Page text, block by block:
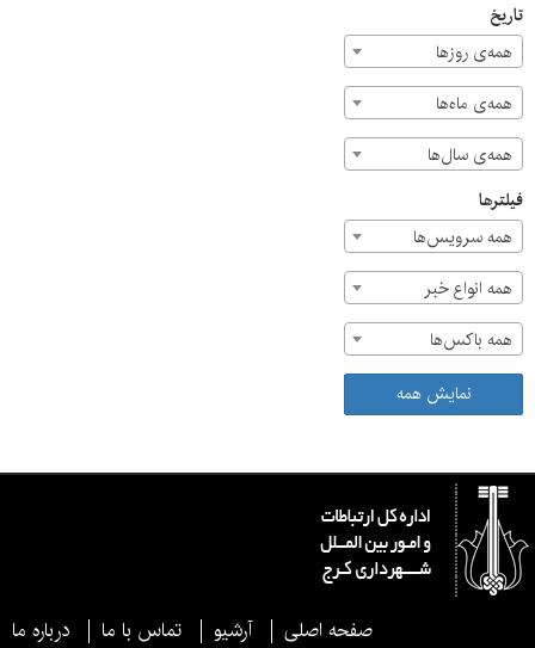
تاریخ
همه‌ی روزها
همه‌ی ماه‌ها
همه‌ی سال‌ها
فیلترها
همه سرویس‌ها
همه انواع خبر
همه باکس‌ها
نمایش همه
صفحه اصلی آرشیو تماس با ما درباره ما